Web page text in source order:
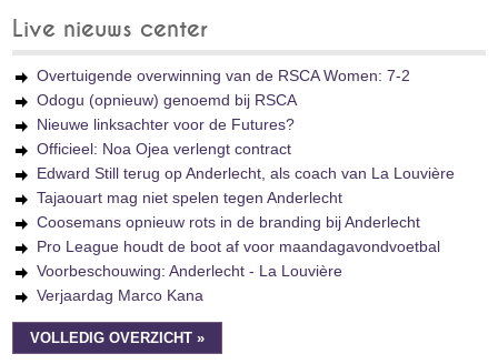
Live nieuws center
Overtuigende overwinning van de RSCA Women: 7-2
Odogu (opnieuw) genoemd bij RSCA
Nieuwe linksachter voor de Futures?
Officieel: Noa Ojea verlengt contract
Edward Still terug op Anderlecht, als coach van La Louvière
Tajaouart mag niet spelen tegen Anderlecht
Coosemans opnieuw rots in de branding bij Anderlecht
Pro League houdt de boot af voor maandagavondvoetbal
Voorbeschouwing: Anderlecht - La Louvière
Verjaardag Marco Kana
VOLLEDIG OVERZICHT »